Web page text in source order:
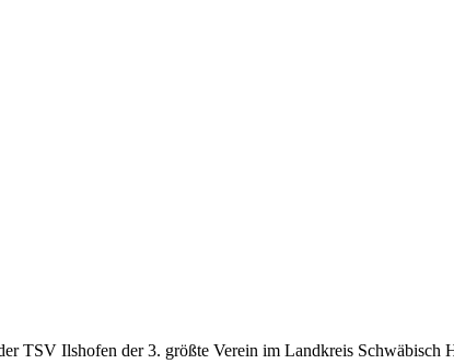
TSV Ilshofen der 3. größte Verein im Landkreis